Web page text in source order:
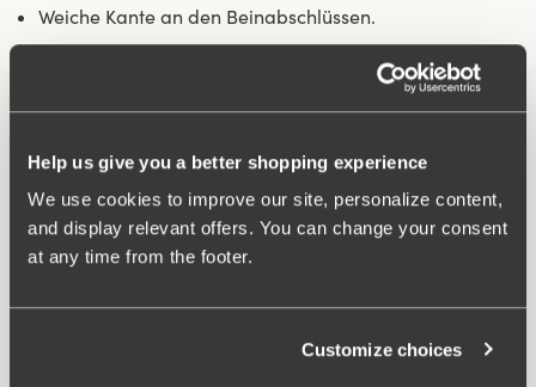
Help us give you a better shopping experience
We use cookies to improve our site, personalize content,
and display relevant offers. You can change your consent
at any time from the footer.
Customize choices
Weiche Kante an den Beinabschlüssen.
Ähnliche Produkte
Viewing image 1 of 5
Jacquard & Lace BH
€59.99